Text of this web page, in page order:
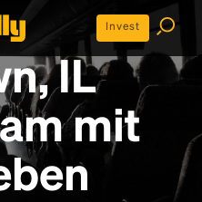
Invest
IL
mit